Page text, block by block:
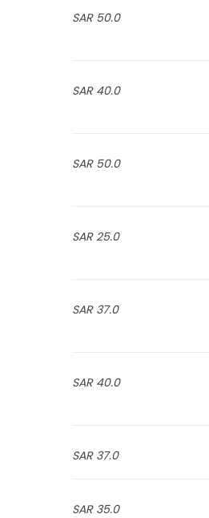
50.0 SAR
40.0 SAR
50.0 SAR
25.0 SAR
37.0 SAR
40.0 SAR
37.0 SAR
35.0 SAR